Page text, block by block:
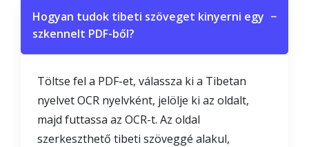
Hogyan tudok tibeti szöveget kinyerni egy
szkennelt PDF-ből?
−
Töltse fel a PDF-et, válassza ki a Tibetan
nyelvet OCR nyelvként, jelölje ki az oldalt,
majd futtassa az OCR-t. Az oldal
szerkeszthető tibeti szöveggé alakul,